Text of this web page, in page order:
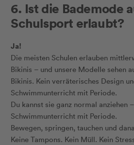
6. Ist die Bademode
Schulsport erlaubt?
Ja!
Die meisten Schulen erlauben
Bikinis – und unsere Modelle sehen
Bikinis. Kein verräterisches Design
Schwimmunterricht mit Periode.
Du kannst sie ganz normal anziehen
Schwimmunterricht mit Periode.
Bewegen, springen, tauchen und
Keine Tampons. Kein Müll. Kein